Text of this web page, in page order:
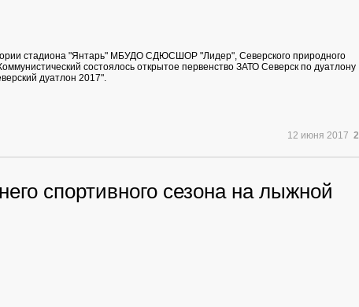
стадиона "Янтарь" МБУДО СДЮСШОР "Лидер", Северского природного
состоялось открытое первенство ЗАТО Северск по дуатлону
дуатлон 2017".
12 июня 2017 2
спортивного сезона на лыжной